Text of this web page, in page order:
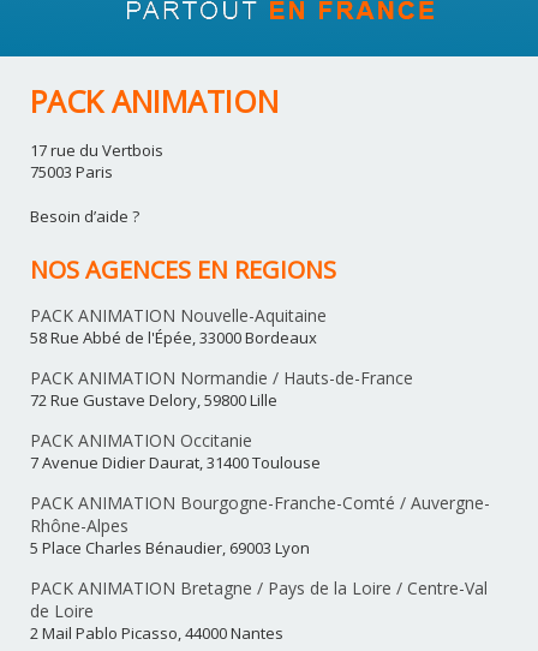
PACK ANIMATION
17 rue du Vertbois
75003 Paris
Besoin d’aide ?
NOS AGENCES EN REGIONS
PACK ANIMATION Nouvelle-Aquitaine
58 Rue Abbé de l'Épée, 33000 Bordeaux
PACK ANIMATION Normandie / Hauts-de-France
72 Rue Gustave Delory, 59800 Lille
PACK ANIMATION Occitanie
7 Avenue Didier Daurat, 31400 Toulouse
PACK ANIMATION Bourgogne-Franche-Comté / Auvergne-
Rhône-Alpes
5 Place Charles Bénaudier, 69003 Lyon
PACK ANIMATION Bretagne / Pays de la Loire / Centre-Val
de Loire
2 Mail Pablo Picasso, 44000 Nantes